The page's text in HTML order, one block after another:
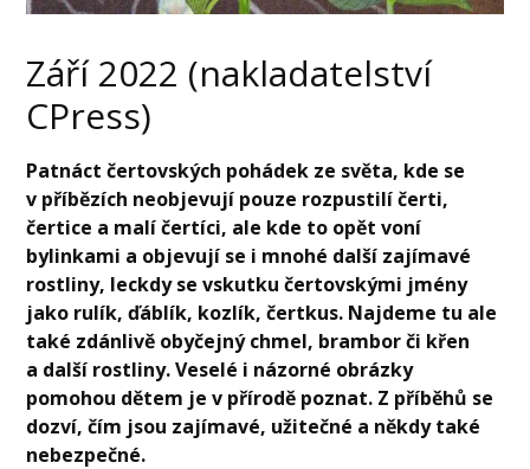
Září 2022 (nakladatelství
CPress)
Patnáct čertovských pohádek ze světa, kde se
v příbězích neobjevují pouze rozpustilí čerti,
čertice a malí čertíci, ale kde to opět voní
bylinkami a objevují se i mnohé další zajímavé
rostliny, leckdy se vskutku čertovskými jmény
jako rulík, ďáblík, kozlík, čertkus. Najdeme tu ale
také zdánlivě obyčejný chmel, brambor či křen
a další rostliny. Veselé i názorné obrázky
pomohou dětem je v přírodě poznat. Z příběhů se
dozví, čím jsou zajímavé, užitečné a někdy také
nebezpečné.